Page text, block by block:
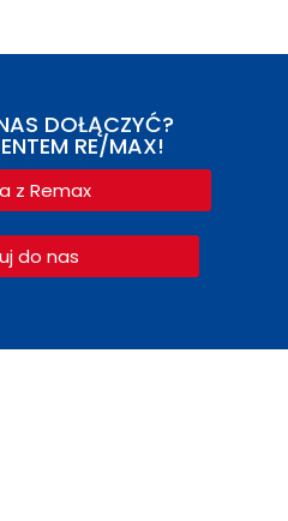
DOŁĄCZYĆ?
RE/MAX!
z Remax
do nas